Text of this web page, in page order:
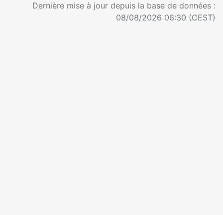
Dernière mise à jour depuis la base de données :
08/08/2026 06:30 (CEST)